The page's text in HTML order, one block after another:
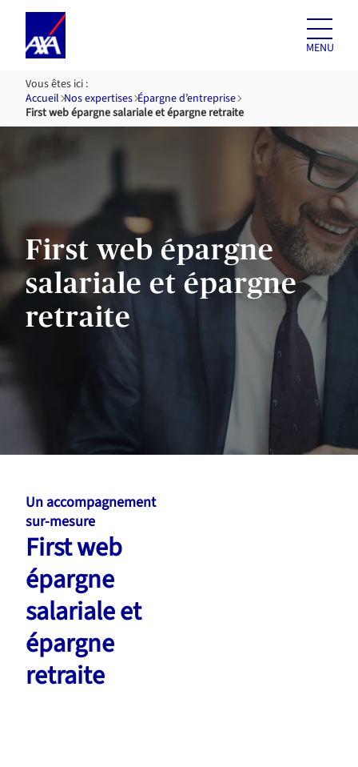
Aller au
contenu
MENU
Vous êtes ici :
Accueil Nos expertises Épargne d’entreprise
First web épargne salariale et épargne retraite
First web épargne
salariale et épargne
retraite
Un accompagnement
sur-mesure
First web
épargne
salariale et
épargne
retraite